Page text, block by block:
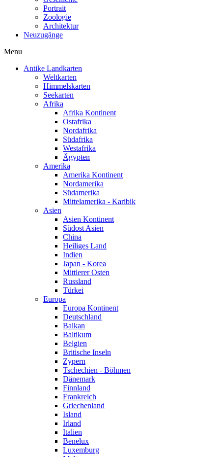
Portrait
Zoologie
Architektur
Neuzugänge
Menu
Antike Landkarten
Weltkarten
Himmelskarten
Seekarten
Afrika
Afrika Kontinent
Ostafrika
Nordafrika
Südafrika
Westafrika
Ägypten
Amerika
Amerika Kontinent
Nordamerika
Südamerika
Mittelamerika - Karibik
Asien
Asien Kontinent
Südost Asien
China
Heiliges Land
Indien
Japan - Korea
Mittlerer Osten
Russland
Türkei
Europa
Europa Kontinent
Deutschland
Balkan
Baltikum
Belgien
Britische Inseln
Zypern
Tschechien - Böhmen
Dänemark
Finnland
Frankreich
Griechenland
Island
Irland
Italien
Benelux
Luxemburg